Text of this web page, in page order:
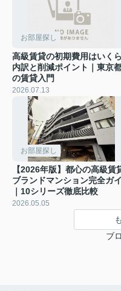
お部屋探し
高級賃貸の初期費用はいく
内訳と削減ポイント｜東京
の賃貸入門
2026.07.13
お部屋探し
【2026年版】都心の高級賃
ブランドマンション完全ガ
｜10シリーズ徹底比較
2026.05.05
ブ